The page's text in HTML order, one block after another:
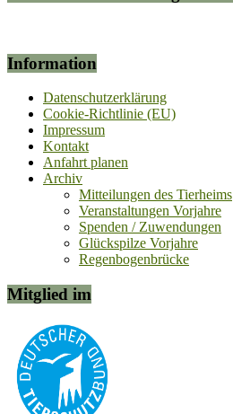
Information
Datenschutzerklärung
Cookie-Richtlinie (EU)
Impressum
Kontakt
Anfahrt planen
Archiv
Mitteilungen des Tierheims
Veranstaltungen Vorjahre
Spenden / Zuwendungen
Glückspilze Vorjahre
Regenbogenbrücke
Mitglied im